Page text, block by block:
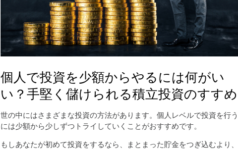
個人で投資を少額からやるには何がい
い？手堅く儲けられる積立投資のすすめ
世の中にはさまざまな投資の方法があります。個人レベルで投資を行う
には少額から少しずつトライしていくことがおすすめです。
もしあなたが初めて投資をするなら、まとまった貯金をつぎ込むより、